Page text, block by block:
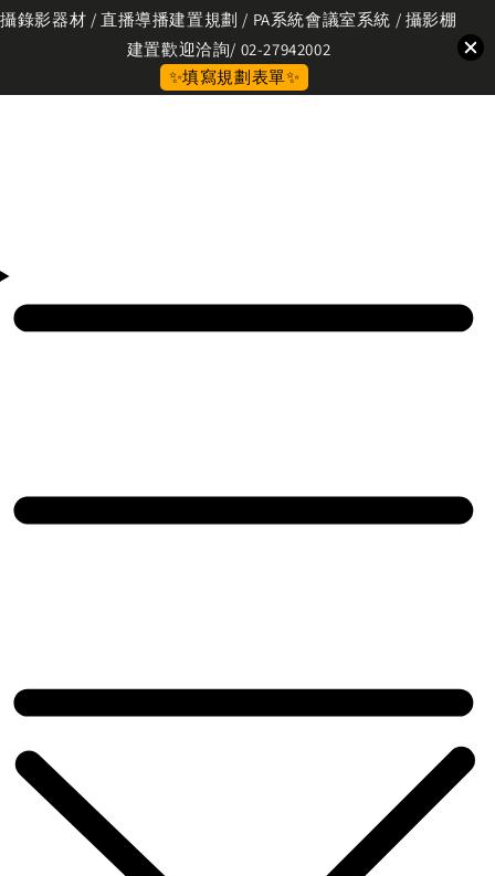
攝錄影器材 / 直播導播建置規劃 / PA系統會議室系統 / 攝影棚
建置歡迎洽詢/ 02-27942002
✨填寫規劃表單✨